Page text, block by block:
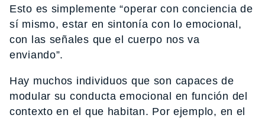
Esto es simplemente “operar con conciencia de
sí mismo, estar en sintonía con lo emocional,
con las señales que el cuerpo nos va
enviando”.
Hay muchos individuos que son capaces de
modular su conducta emocional en función del
contexto en el que habitan. Por ejemplo, en el